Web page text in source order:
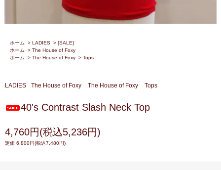
ホーム > LADIES > [SALE]
ホーム
> The House of Foxy
ホーム
> The House of Foxy > Tops
LADIES The House of Foxy The House of Foxy Tops
40's Contrast Slash Neck Top
4,760円(税込5,236円)
定価 6,800円(税込7,480円)